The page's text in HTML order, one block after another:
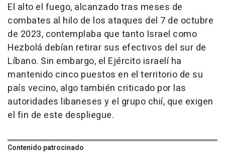
El alto el fuego, alcanzado tras meses de
combates al hilo de los ataques del 7 de octubre
de 2023, contemplaba que tanto Israel como
Hezbolá debían retirar sus efectivos del sur de
Líbano. Sin embargo, el Ejército israelí ha
mantenido cinco puestos en el territorio de su
país vecino, algo también criticado por las
autoridades libaneses y el grupo chií, que exigen
el fin de este despliegue.
Contenido patrocinado